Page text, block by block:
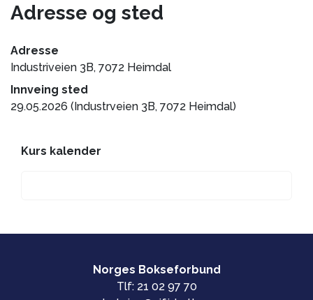
Adresse og sted
Adresse
Industriveien 3B, 7072 Heimdal
Innveing sted
29.05.2026 (Industrveien 3B, 7072 Heimdal)
Kurs kalender
Norges Bokseforbund
Tlf: 21 02 97 70